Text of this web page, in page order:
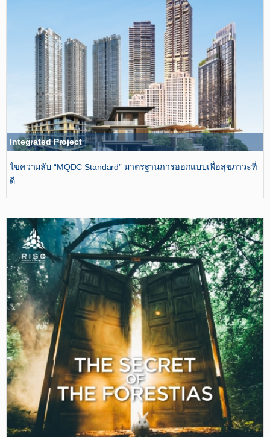
Integrated Project
ไขความลับ “MQDC Standard” มาตรฐานการออกแบบเพื่อสุขภาวะที่
ดี